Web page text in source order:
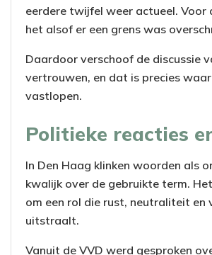
eerdere twijfel weer actueel. Voor
het alsof er een grens was
Daardoor verschoof de discussie
vertrouwen, en dat is precies
vastlopen.
Politieke reacties
In Den Haag klinken woorden als
kwalijk over de gebruikte term.
om een rol die rust, neutraliteit en
uitstraalt.
Vanuit de VVD werd gesproken